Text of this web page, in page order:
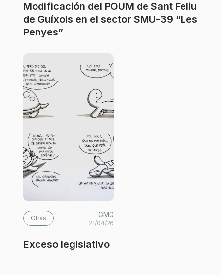
Modificación del POUM de Sant Feliu
de Guíxols en el sector SMU-39 “Les
Penyes”
Otras GMG
21/04/26
Exceso legislativo